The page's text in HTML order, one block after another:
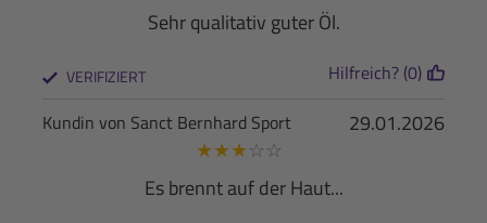
Sehr qualitativ guter Öl.
VERIFIZIERT Hilfreich? (0)
29.01.2026
Kundin von Sanct Bernhard Sport
★★★☆☆
Es brennt auf der Haut...